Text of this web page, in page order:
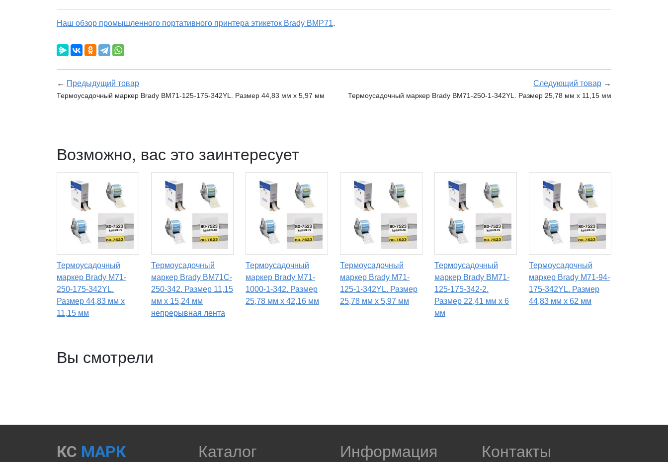
Наш обзор промышленного портативного принтера этикеток Brady BMP71.
← Предыдущий товар
Термоусадочный маркер Brady BM71-125-175-342YL. Размер 44,83 мм х 5,97 мм
Следующий товар →
Термоусадочный маркер Brady BM71-250-1-342YL. Размер 25,78 мм х 11,15 мм
Возможно, вас это заинтересует
Термоусадочный
маркер Brady M71-
250-175-342YL.
Размер 44,83 мм х
11,15 мм
Термоусадочный
маркер Brady BM71C-
250-342. Размер 11,15
мм х 15,24 мм
непрерывная лента
Термоусадочный
маркер Brady M71-
1000-1-342. Размер
25,78 мм х 42,16 мм
Термоусадочный
маркер Brady M71-
125-1-342YL. Размер
25,78 мм х 5,97 мм
Термоусадочный
маркер Brady BM71-
125-175-342-2.
Размер 22,41 мм х 6
мм
Термоусадочный
маркер Brady M71-94-
175-342YL. Размер
44,83 мм х 62 мм
Вы смотрели
КС МАРК Каталог Информация Контакты